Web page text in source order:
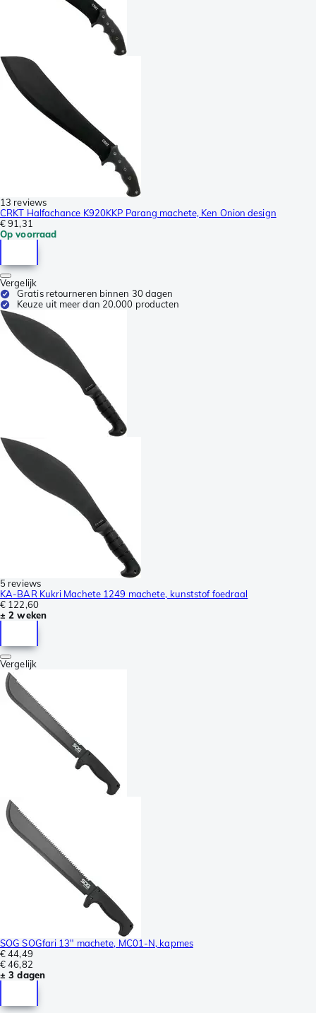
13 reviews
CRKT Halfachance K920KKP Parang machete, Ken Onion design
€ 91,31
Op voorraad
Vergelijk
Gratis retourneren binnen 30 dagen
Keuze uit meer dan 20.000 producten
5 reviews
KA-BAR Kukri Machete 1249 machete, kunststof foedraal
€ 122,60
± 2 weken
Vergelijk
SOG SOGfari 13" machete, MC01-N, kapmes
€ 44,49
€ 46,82
± 3 dagen